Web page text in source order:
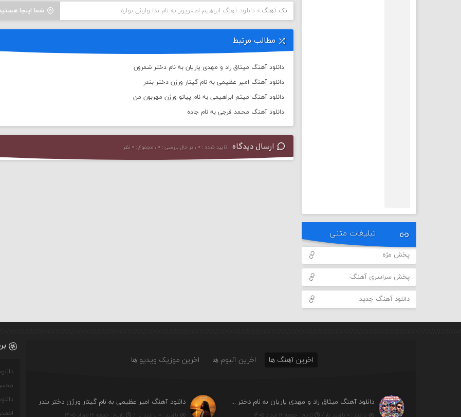
شما اینجا تک آهنگ »دانلود آهنگ ابراهیم اصغرپور به نام بدا وارش بواره
مطالب مرتبط
دانلود آهنگ میثاق راد و مهدی یاریان به نام دختر شمرون
دانلود آهنگ امیر عظیمی به نام گیتار ورژن دختر بندر
دانلود آهنگ میثم ابراهیمی به نام پیانو ورژن مهربون من
دانلود آهنگ محمد فرجی به نام جاده
ارسال دیدگاه تایید شده : ۰ ، در حال بررسی : ۰ ، مجموع : ۰ نظر
تبلیغات متنی
پخش مژه
پخش سراسری آهنگ
دانلود آهنگ جدید
اخرین آهنگ ها اخرین آلبوم ها اخرین موزیک ویدیو ها
دانلود آهنگ میثاق راد و مهدی یاریان به نام دختر شمرون
بازدید : ۰ بازدید بار / تاریخ : جمعه ۱۶ مرداد ۱۴۰۵
دانلود آهنگ امیر عظیمی به نام گیتار ورژن دختر بندر
بازدید : ۰ بازدید بار / تاریخ : جمعه ۱۶ مرداد ۱۴۰۵